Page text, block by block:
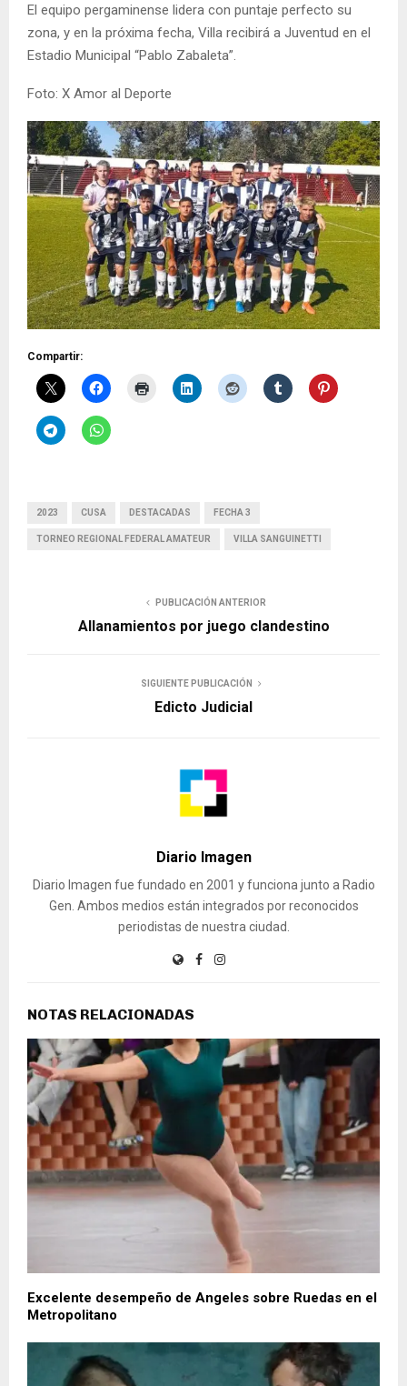
El equipo pergaminense lidera con puntaje perfecto su
zona, y en la próxima fecha, Villa recibirá a Juventud en el
Estadio Municipal “Pablo Zabaleta”.
Foto: X Amor al Deporte
Compartir:
2023 CUSA DESTACADAS FECHA 3
TORNEO REGIONAL FEDERAL AMATEUR VILLA SANGUINETTI
PUBLICACIÓN ANTERIOR
Allanamientos por juego clandestino
SIGUIENTE PUBLICACIÓN
Edicto Judicial
Diario Imagen
Diario Imagen fue fundado en 2001 y funciona junto a Radio
Gen. Ambos medios están integrados por reconocidos
periodistas de nuestra ciudad.
NOTAS RELACIONADAS
Excelente desempeño de Angeles sobre Ruedas en el
Metropolitano